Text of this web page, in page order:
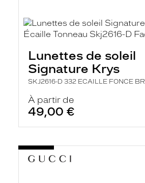
Lunettes de soleil
Signature Krys
SKJ2616-D 332 ECAILLE FONCE BR
À partir de
49,00 €